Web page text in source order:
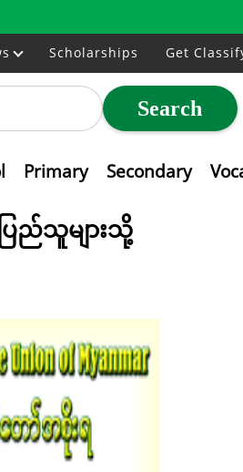
Scholarships Get
Search
Primary Secondary
ည်သူများသို့